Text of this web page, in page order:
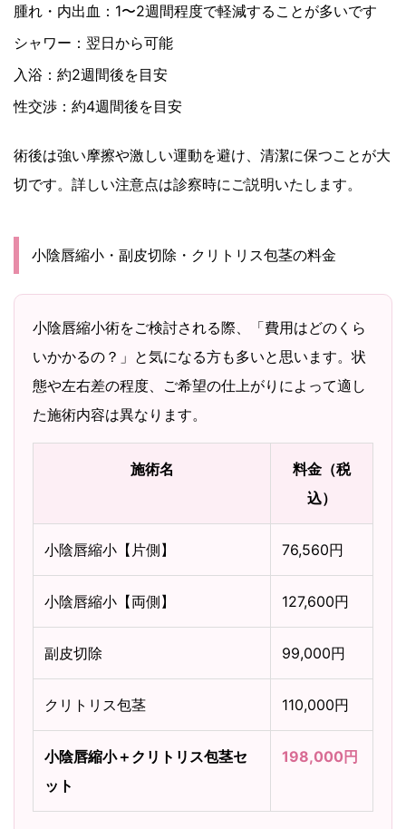
腫れ・内出血：1〜2週間程度で軽減することが多いです
シャワー：翌日から可能
入浴：約2週間後を目安
性交渉：約4週間後を目安
術後は強い摩擦や激しい運動を避け、清潔に保つことが大
切です。詳しい注意点は診察時にご説明いたします。
小陰唇縮小・副皮切除・クリトリス包茎の料金
小陰唇縮小術をご検討される際、「費用はどのくら
いかかるの？」と気になる方も多いと思います。状
態や左右差の程度、ご希望の仕上がりによって適し
た施術内容は異なります。
施術名
料金（税
込）
小陰唇縮小【片側】 76,560円
小陰唇縮小【両側】 127,600円
副皮切除 99,000円
クリトリス包茎 110,000円
小陰唇縮小＋クリトリス包茎セ
ット
198,000円